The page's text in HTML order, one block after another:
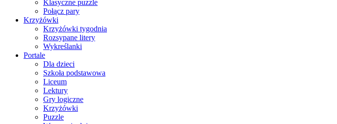
Klasyczne puzzle
Połącz pary
Krzyżówki
Krzyżówki tygodnia
Rozsypane litery
Wykreślanki
Portale
Dla dzieci
Szkoła podstawowa
Liceum
Lektury
Gry logiczne
Krzyżówki
Puzzle